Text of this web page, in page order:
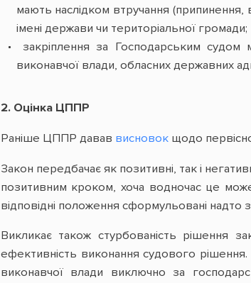
мають наслідком втручання
імені держави чи територіальної громади;
закріплення за Господарським
виконавчої влади, обласних державних
2. Оцінка ЦППР
Раніше ЦППР давав висновокщодо
Закон передбачає як позитивні, так і
позитивним кроком, хоча водночас це
відповідні положення сформульовані надто
Викликає також стурбованість рішення
ефективність виконання судового
виконавчої влади виключно за